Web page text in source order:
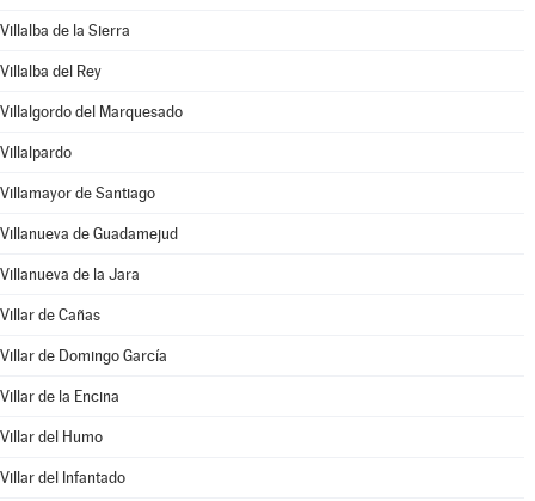
Villalba de la Sierra
Villalba del Rey
Villalgordo del Marquesado
Villalpardo
Villamayor de Santiago
Villanueva de Guadamejud
Villanueva de la Jara
Villar de Cañas
Villar de Domingo García
Villar de la Encina
Villar del Humo
Villar del Infantado